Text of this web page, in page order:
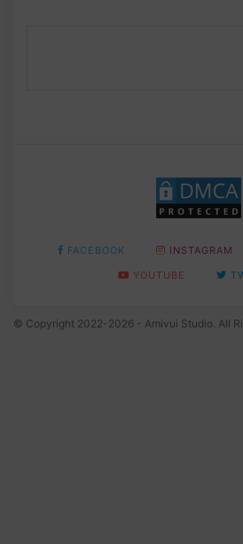
FACEBOOK INSTAGRAM
YOUTUBE
© Copyright 2022-2026 - Amivui Studio. All